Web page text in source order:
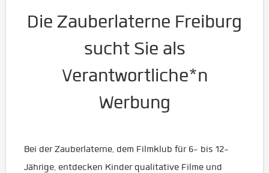
Die Zauberlaterne Freiburg
sucht Sie als
Verantwortliche*n
Werbung
Bei der Zauberlaterne, dem Filmklub für 6- bis 12-
Jährige, entdecken Kinder qualitative Filme und